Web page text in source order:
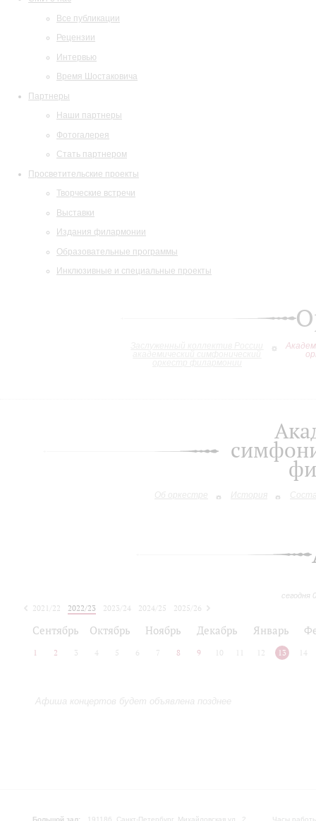
Все публикации
Рецензии
Интервью
Время Шостаковича
Партнеры
Наши партнеры
Фотогалерея
Стать партнером
Просветительские проекты
Творческие встречи
Выставки
Издания филармонии
Образовательные программы
Инклюзивные и специальные проекты
Об оркестре История
сегодня
2021/22 2022/23 2023/24 2024/25
2025/26
Сентябрь Октябрь Ноябрь Декабрь Январь
1 2 3 4 5 6 7 8 9 10 12 13 14
Афиша концертов будет объявлена позднее
Большой зал: 191186, Санкт-Петербург, Михайловская ул., 2 Часы